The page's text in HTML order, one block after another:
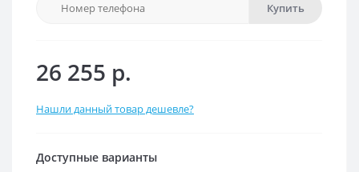
Купить
26 255 р.
Нашли данный товар дешевле?
Доступные варианты